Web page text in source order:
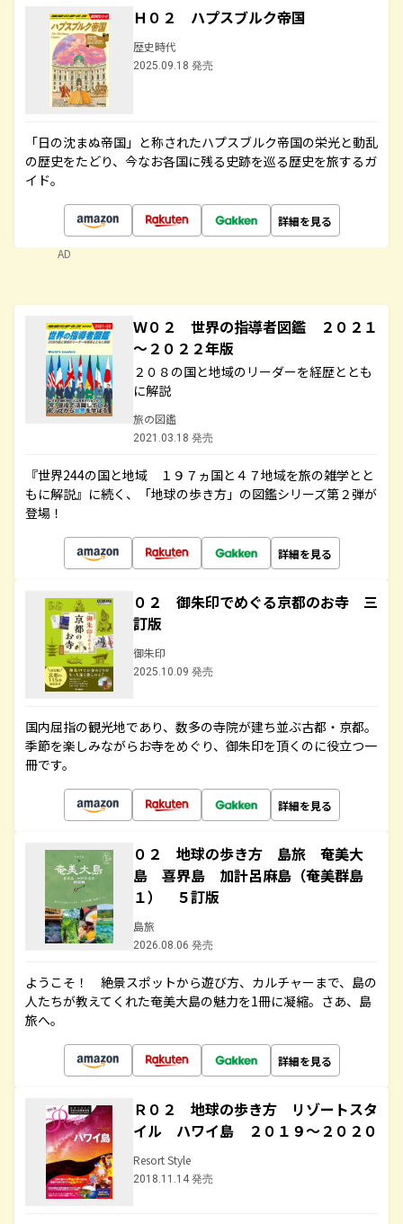
Ｈ０２ ハプスブルク帝国
歴史時代
2025.09.18 発売
「日の沈まぬ帝国」と称されたハプスブルク帝国の栄光と動乱
の歴史をたどり、今なお各国に残る史跡を巡る歴史を旅するガ
イド。
詳細を見る
AD
Ｗ０２ 世界の指導者図鑑 ２０２１
～２０２２年版
２０８の国と地域のリーダーを経歴ととも
に解説
旅の図鑑
2021.03.18 発売
『世界244の国と地域 １９７ヵ国と４７地域を旅の雑学とと
もに解説』に続く、「地球の歩き方」の図鑑シリーズ第２弾が
登場！
詳細を見る
０２ 御朱印でめぐる京都のお寺 三
訂版
御朱印
2025.10.09 発売
国内屈指の観光地であり、数多の寺院が建ち並ぶ古都・京都。
季節を楽しみながらお寺をめぐり、御朱印を頂くのに役立つ一
冊です。
詳細を見る
０２ 地球の歩き方 島旅 奄美大
島 喜界島 加計呂麻島（奄美群島
１） ５訂版
島旅
2026.08.06 発売
ようこそ！ 絶景スポットから遊び方、カルチャーまで、島の
人たちが教えてくれた奄美大島の魅力を1冊に凝縮。さあ、島
旅へ。
詳細を見る
Ｒ０２ 地球の歩き方 リゾートスタ
イル ハワイ島 ２０１９～２０２０
Resort Style
2018.11.14 発売